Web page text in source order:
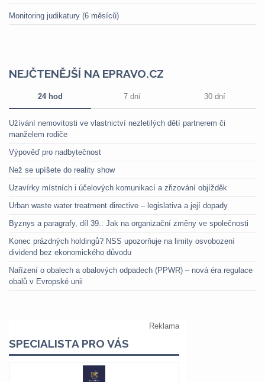
Monitoring judikatury (6 měsíců)
NEJČTENĚJŠÍ NA EPRAVO.CZ
24 hod 7 dní 30 dní
Užívání nemovitosti ve vlastnictví nezletilých dětí partnerem či
manželem rodiče
Výpověď pro nadbytečnost
Než se upíšete do reality show
Uzavírky místních i účelových komunikací a zřizování objížděk
Urban waste water treatment directive – legislativa a její dopady
Byznys a paragrafy, díl 39.: Jak na organizační změny ve společnosti
Konec prázdných holdingů? NSS upozorňuje na limity osvobození
dividend bez ekonomického důvodu
Nařízení o obalech a obalových odpadech (PPWR) – nová éra regulace
obalů v Evropské unii